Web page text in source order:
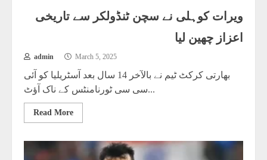
ویرات کوہلی نے سچن ٹنڈولکر سے تاریخی
اعزاز چھین لیا
admin March 5, 2025
بھارتی کرکٹ ٹیم نے بالآخر 14 سال بعد آسٹریلیا کو آئی
سی سی ٹورنامنٹس کے ناک آؤٹ...
Read More